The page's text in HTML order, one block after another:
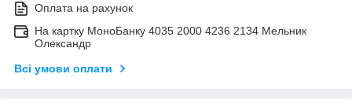
Оплата на рахунок
На картку МоноБанку 4035 2000 4236 2134 Мельник
Олександр
Всі умови оплати